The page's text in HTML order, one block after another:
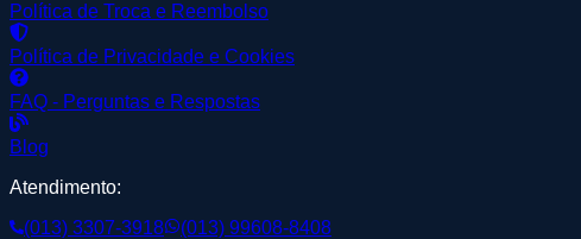
Política de Troca e Reembolso
Política de Privacidade e Cookies
FAQ - Perguntas e Respostas
Blog
Atendimento:
(013) 3307-3918
(013) 99608-8408